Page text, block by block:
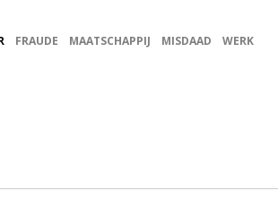
FRAUDE MAATSCHAPPIJ MISDAAD WERK